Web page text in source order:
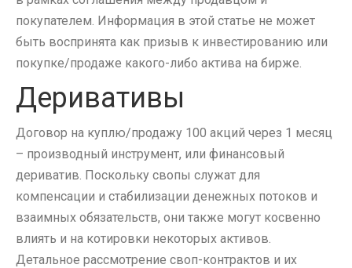
покупателем. Информация в этой статье не может
быть воспринята как призыв к инвестированию или
покупке/продаже какого-либо актива на бирже.
Деривативы
Договор на куплю/продажу 100 акций через 1 месяц
– производный инструмент, или финансовый
дериватив. Поскольку свопы служат для
компенсации и стабилизации денежных потоков и
взаимных обязательств, они также могут косвенно
влиять и на котировки некоторых активов.
Детальное рассмотрение своп-контрактов и их